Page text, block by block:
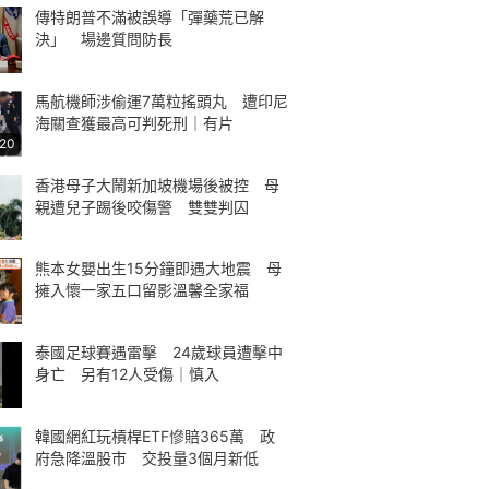
傳特朗普不滿被誤導「彈藥荒已解
決」 場邊質問防長
馬航機師涉偷運7萬粒搖頭丸 遭印尼
海關查獲最高可判死刑｜有片
香港母子大鬧新加坡機場後被控 母
親遭兒子踢後咬傷警 雙雙判囚
熊本女嬰出生15分鐘即遇大地震 母
擁入懷一家五口留影溫馨全家福
泰國足球賽遇雷擊 24歲球員遭擊中
身亡 另有12人受傷｜慎入
韓國網紅玩槓桿ETF慘賠365萬 政
府急降溫股市 交投量3個月新低